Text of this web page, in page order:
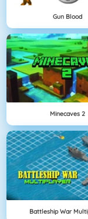
Gun Blood
Minecaves 2
Battleship War